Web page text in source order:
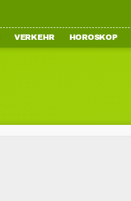
VERKEHR HOROSKOP